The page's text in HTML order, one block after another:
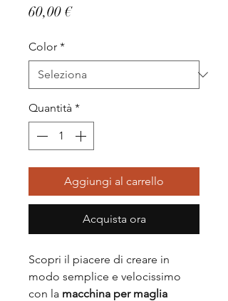
60,00 €Prezzo
Color *
Quantità *
Aggiungi al carrello
Acquista ora
Scopri il piacere di creare in
modo semplice e velocissimo
con la macchina per maglia